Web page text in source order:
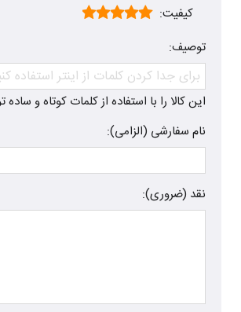
کیفیت:
توصیف:
این کالا را با استفاده از کلمات کوتاه و
نام سفارشی (الزامی):
نقد (ضروری):